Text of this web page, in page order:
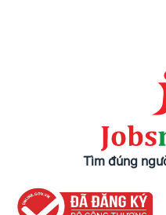
Tìm đúng